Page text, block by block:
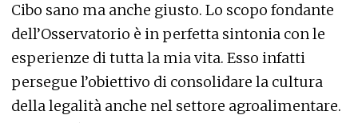
Cibo sano ma anche giusto. Lo scopo fondante
dell’Osservatorio è in perfetta sintonia con le
esperienze di tutta la mia vita. Esso infatti
persegue l’obiettivo di consolidare la cultura
della legalità anche nel settore agroalimentare.